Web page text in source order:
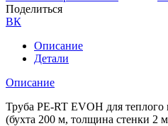
Поделиться
ВК
Описание
Детали
Описание
Труба PE-RT EVOH для
(бухта 200 м, толщина стенки 2